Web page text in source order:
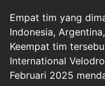
Empat tim yang
Indonesia,
Keempat tim
International
Februari 2025